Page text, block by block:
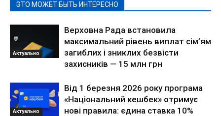
ЭТО МОЖЕТ БЫТЬ ИНТЕРЕСНО
Актуально
Верховна Рада встановила
максимальний рівень виплат сім’ям
загиблих і зниклих безвісти
захисників — 15 млн грн
Актуально
Від 1 березня 2026 року програма
«Національний кешбек» отримує
нові правила: єдина ставка 10%